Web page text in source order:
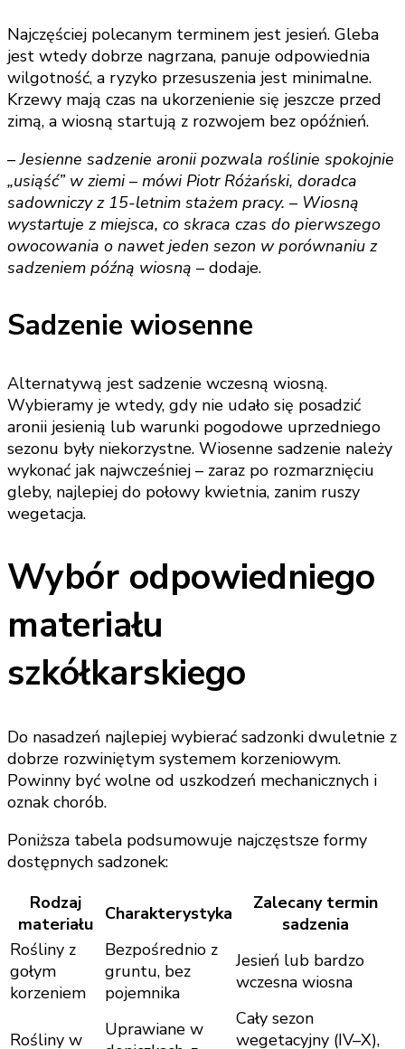
Najczęściej polecanym terminem jest jesień. Gleba
jest wtedy dobrze nagrzana, panuje odpowiednia
wilgotność, a ryzyko przesuszenia jest minimalne.
Krzewy mają czas na ukorzenienie się jeszcze przed
zimą, a wiosną startują z rozwojem bez opóźnień.
– Jesienne sadzenie aronii pozwala roślinie spokojnie
„usiąść” w ziemi – mówi Piotr Różański, doradca
sadowniczy z 15-letnim stażem pracy. – Wiosną
wystartuje z miejsca, co skraca czas do pierwszego
owocowania o nawet jeden sezon w porównaniu z
sadzeniem późną wiosną – dodaje.
Sadzenie wiosenne
Alternatywą jest sadzenie wczesną wiosną.
Wybieramy je wtedy, gdy nie udało się posadzić
aronii jesienią lub warunki pogodowe uprzedniego
sezonu były niekorzystne. Wiosenne sadzenie należy
wykonać jak najwcześniej – zaraz po rozmarznięciu
gleby, najlepiej do połowy kwietnia, zanim ruszy
wegetacja.
Wybór odpowiedniego
materiału
szkółkarskiego
Do nasadzeń najlepiej wybierać sadzonki dwuletnie z
dobrze rozwiniętym systemem korzeniowym.
Powinny być wolne od uszkodzeń mechanicznych i
oznak chorób.
Poniższa tabela podsumowuje najczęstsze formy
dostępnych sadzonek:
Rodzaj
materiału Charakterystyka
Zalecany termin
sadzenia
Rośliny z
gołym
korzeniem
Bezpośrednio z
gruntu, bez
pojemnika
Jesień lub bardzo
wczesna wiosna
Rośliny w
Uprawiane w
Cały sezon
wegetacyjny (IV–X),